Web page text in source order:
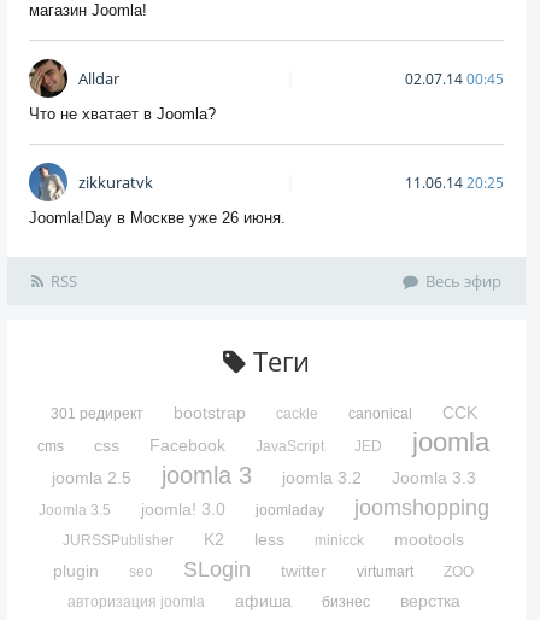
магазин Joomla!
Alldar 02.07.1400:45
Что не хватает в Joomla?
zikkuratvk 11.06.1420:25
Joomla!Day в Москве уже 26 июня.
RSS Весь эфир
Теги
301 редирект bootstrap cackle canonical CCK
cms css Facebook JavaScript JED joomla
joomla 2.5 joomla 3 joomla 3.2 Joomla 3.3
Joomla 3.5 joomla! 3.0 joomladay joomshopping
JURSSPublisher K2 less minicck
mootools
plugin
seo SLogin twitter virtumart
ZOO
авторизация joomla
афиша бизнес
верстка